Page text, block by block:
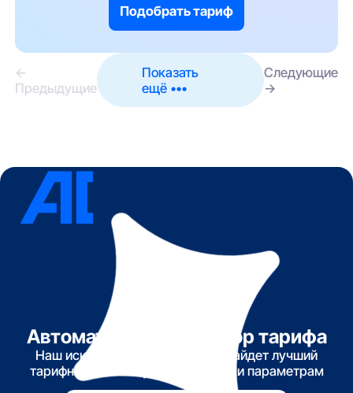
Подобрать тариф
←
Предыдущие
Показать
ещё •••
Следующие
→
Автоматический подбор тарифа
Наш искусственный интеллект найдет лучший
тарифный план по указанным вами параметрам